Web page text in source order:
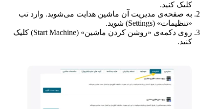
کلیک کنید.
به صفحه‌ی مدیریت آن ماشین هدایت می‌شوید. وارد تب
«تنظیمات» (Settings) شوید.
روی دکمه‌ی «روشن کردن ماشین» (Start Machine) کلیک
کنید.